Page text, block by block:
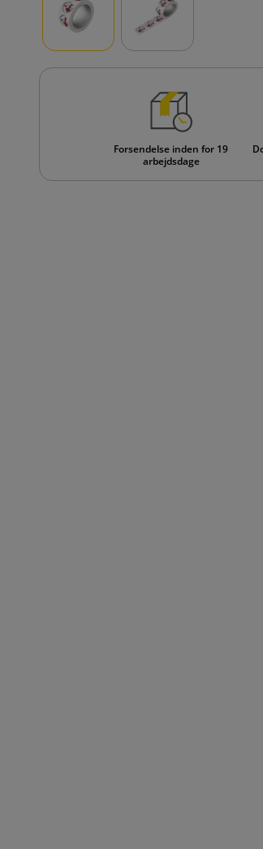
Forsendelse inden for 19
arbejdsdage